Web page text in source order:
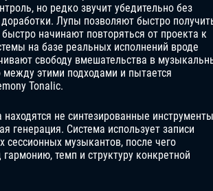
но редко звучит убедительно без
Лупы позволяют быстро
быстро начинают повторяться от проекта к
на базе реальных исполнений вроде
свободу вмешательства в
этими подходами и пытается
Tonalic.
находятся не синтезированные
генерация. Система использует записи
сессионных музыкантов, после чего
гармонию, темп и структуру конкретной